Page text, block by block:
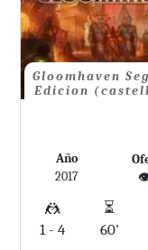
Gloomhaven
Edicion
Año
2017
🤼
1 - 4
⏳
60'